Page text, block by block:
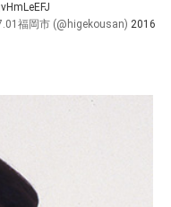
福岡市 (@higekousan) 2016